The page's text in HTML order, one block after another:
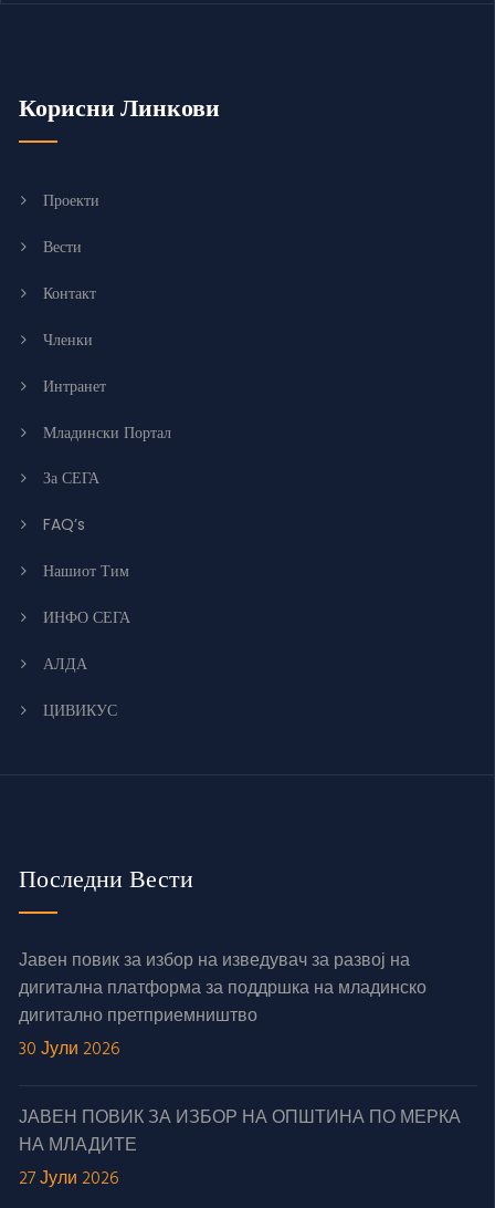
Корисни Линкови
Проекти
Вести
Контакт
Членки
Интранет
Младински Портал
За СЕГА
FAQ’s
Нашиот Тим
ИНФО СЕГА
АЛДА
ЦИВИКУС
Последни Вести
Јавен повик за избор на изведувач за развој на
дигитална платформа за поддршка на младинско
дигитално претприемништво
30 Јули 2026
ЈАВЕН ПОВИК ЗА ИЗБОР НА ОПШТИНА ПО МЕРКА
НА МЛАДИТЕ
27 Јули 2026